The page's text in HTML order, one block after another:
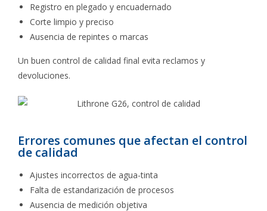
Registro en plegado y encuadernado
Corte limpio y preciso
Ausencia de repintes o marcas
Un buen control de calidad final evita reclamos y
devoluciones.
Errores comunes que afectan el control
de calidad
Ajustes incorrectos de agua-tinta
Falta de estandarización de procesos
Ausencia de medición objetiva